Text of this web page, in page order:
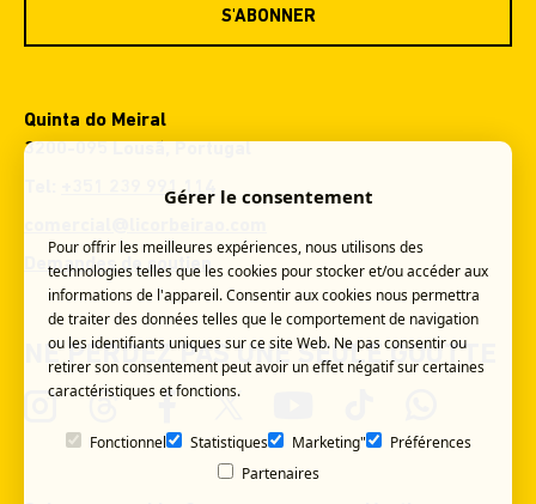
S'ABONNER
Quinta do Meiral
3200-095 Lousã, Portugal
+351 239 991 114
Demandes de soutien
NE PERDEZ PAS UNE SEULE GOUTTE
Gérer le consentement
Pour offrir les meilleures expériences, nous utilisons des
technologies telles que les cookies pour stocker et/ou accéder aux
informations de l'appareil. Consentir aux cookies nous permettra
de traiter des données telles que le comportement de navigation
ou les identifiants uniques sur ce site Web. Ne pas consentir ou
retirer son consentement peut avoir un effet négatif sur certaines
caractéristiques et fonctions.
Fonctionnel Statistiques Marketing"
Préférences
Partenaires